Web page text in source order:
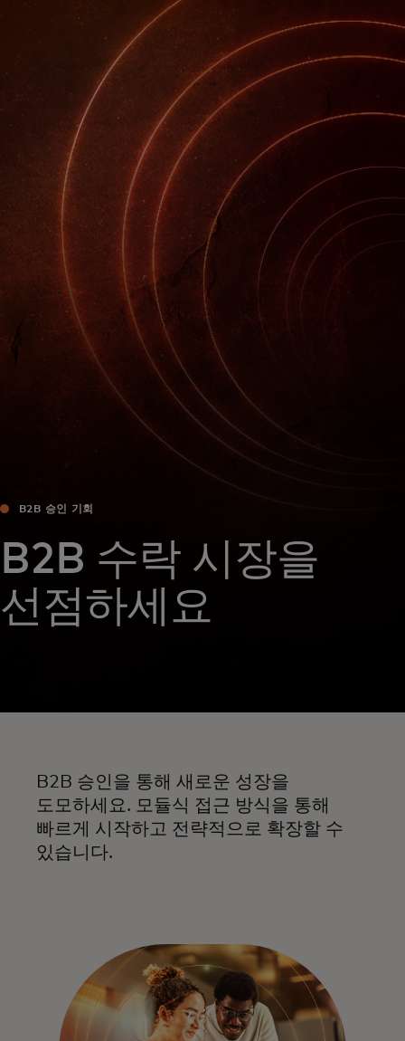
개인 고객
비즈니스 고객
모두를 위한 가치
이노베이터
뉴스 & 인사이트
B2B 승인 기회
B2B 수락 시장을
선점하세요
B2B 승인을 통해 새로운 성장을
도모하세요. 모듈식 접근 방식을 통해
빠르게 시작하고 전략적으로 확장할 수
있습니다.